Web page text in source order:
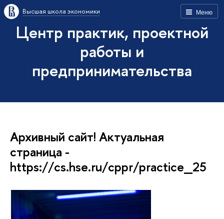
Меню
Высшая школа экономики
Центр практик, проектной
работы и
предпринимательства
Архивный сайт! Актуальная
страница -
https://cs.hse.ru/cppr/practice_25